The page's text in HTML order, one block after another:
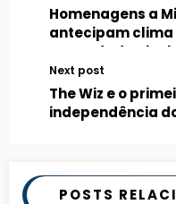
Homenagens a
antecipam
aguardada
Next post
The Wiz e o
independência
POSTS